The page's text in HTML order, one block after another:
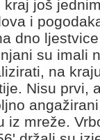
još
i
dno
su imali
na
Nisu prvi,
iz mreže.